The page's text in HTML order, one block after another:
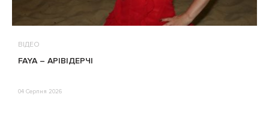
ВІДЕО
FAYA – АРІВІДЕРЧІ
04 Серпня 2026